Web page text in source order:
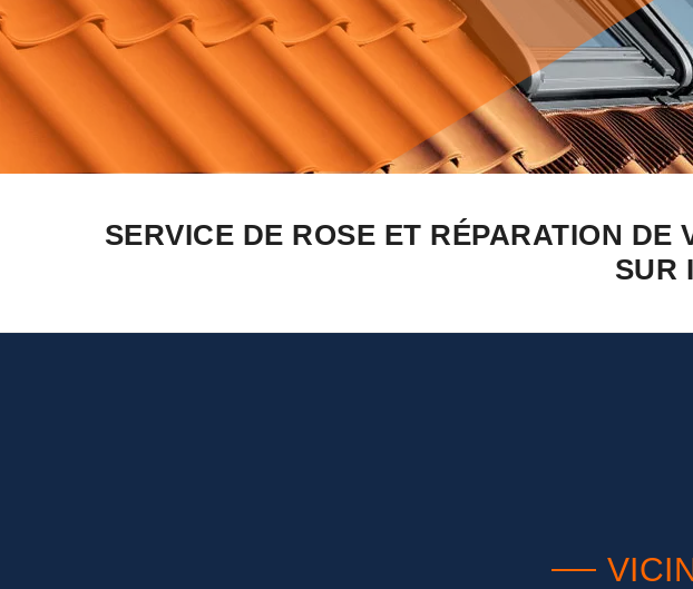
SERVICE DE ROSE ET RÉPARATION
SUR